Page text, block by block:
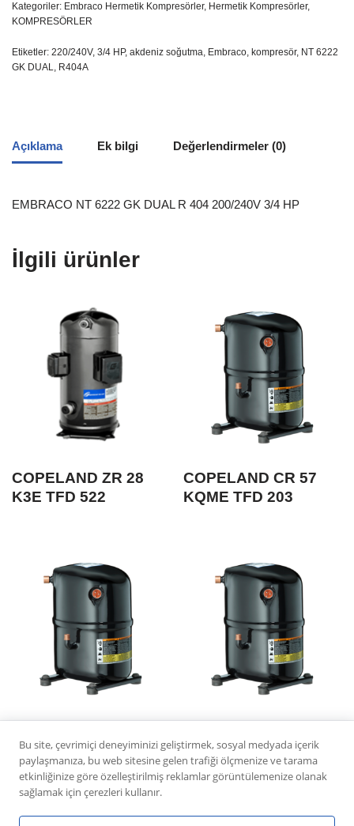
Kategoriler: Embraco Hermetik Kompresörler, Hermetik Kompresörler,
KOMPRESÖRLER
Etiketler: 220/240V, 3/4 HP, akdeniz soğutma, Embraco, kompresör, NT 6222
GK DUAL, R404A
Açıklama Ek bilgi Değerlendirmeler (0)
EMBRACO NT 6222 GK DUAL R 404 200/240V 3/4 HP
İlgili ürünler
COPELAND ZR 28
K3E TFD 522
COPELAND CR 57
KQME TFD 203
K6ME TFD 132
K6ME TFM 132
Bu site, çevrimiçi deneyiminizi geliştirmek, sosyal medyada içerik
paylaşmanıza, bu web sitesine gelen trafiği ölçmenize ve tarama
etkinliğinize göre özelleştirilmiş reklamlar görüntülemenize olanak
sağlamak için çerezleri kullanır.